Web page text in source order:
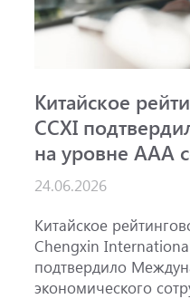
Китайское
CCXI
на уровне AAA
прогнозом
24.06.2026
Китайское
Chengxin
подтвердило
экономического